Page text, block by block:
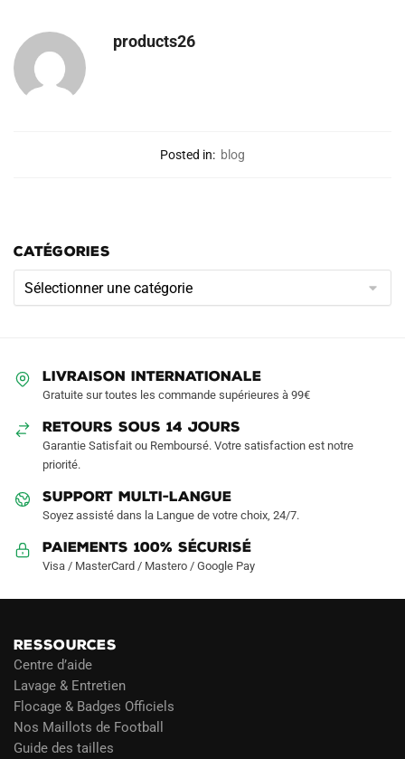
products26
Posted in: blog
CATÉGORIES
Catégories
LIVRAISON INTERNATIONALE
Gratuite sur toutes les commande supérieures à 99€
RETOURS SOUS 14 JOURS
Garantie Satisfait ou Remboursé. Votre satisfaction est notre
priorité.
SUPPORT MULTI-LANGUE
Soyez assisté dans la Langue de votre choix, 24/7.
Paiements 100% Sécurisé
Visa / MasterCard / Mastero / Google Pay
RESSOURCES
Centre d’aide
Lavage & Entretien
Flocage & Badges Officiels
Nos Maillots de Football
Guide des tailles